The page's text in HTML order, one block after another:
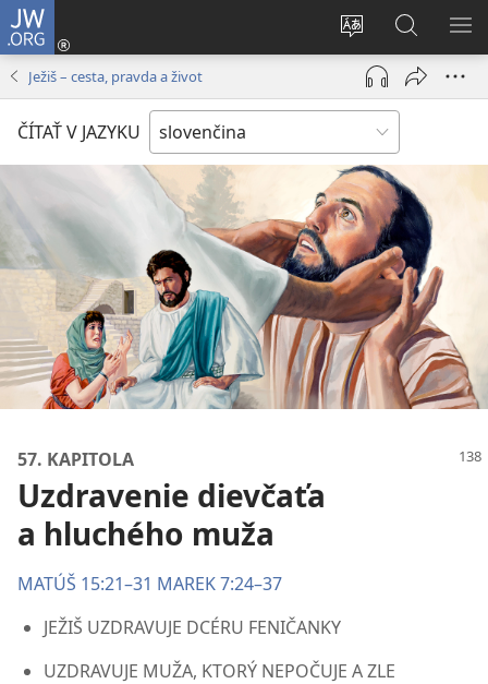
JW.ORG
Zmeniť
jazyk
stránky
Prihlásiť
sa
(otvorí
okno)
na
JW.ORG
Ježiš – cesta, pravda a život
ČÍTAŤ V JAZYKU
57. KAPITOLA
Uzdravenie dievčaťa
a hluchého muža
MATÚŠ 15:21–31 MAREK 7:24–37
JEŽIŠ UZDRAVUJE DCÉRU FENIČANKY
UZDRAVUJE MUŽA, KTORÝ NEPOČUJE A ZLE